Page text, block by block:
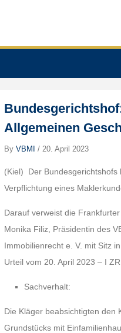
Allgemeinen
ByVBMI /20. April 2023
(Kiel) Der Bundesgerichtshofs
Verpflichtung eines
Darauf verweist die
Monika Filiz, Präsidentin des
Immobilienrecht e. V. mit Sitz
Urteil vom 20. April 2023 – I ZR
Sachverhalt:
Die Kläger beabsichtigten den
Grundstücks mit